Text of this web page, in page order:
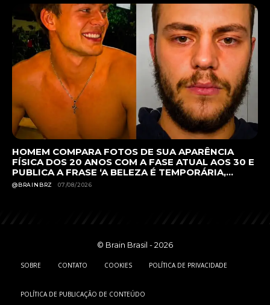
HOMEM COMPARA FOTOS DE SUA APARÊNCIA
FÍSICA DOS 20 ANOS COM A FASE ATUAL AOS 30 E
PUBLICA A FRASE ‘A BELEZA É TEMPORÁRIA,...
@BRAINBRZ 07/08/2026
© Brain Brasil - 2026
SOBRE CONTATO COOKIES POLÍTICA DE PRIVACIDADE
POLÍTICA DE PUBLICAÇÃO DE CONTEÚDO